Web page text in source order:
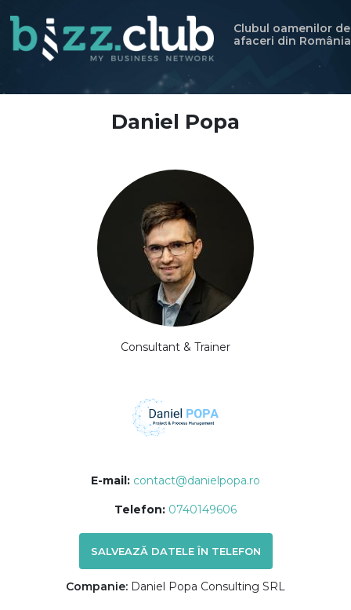
Clubul oamenilor de
afaceri din România
Daniel Popa
Consultant & Trainer
E-mail: contact@danielpopa.ro
Telefon: 0740149606
SALVEAZĂ DATELE ÎN TELEFON
Companie: Daniel Popa Consulting SRL